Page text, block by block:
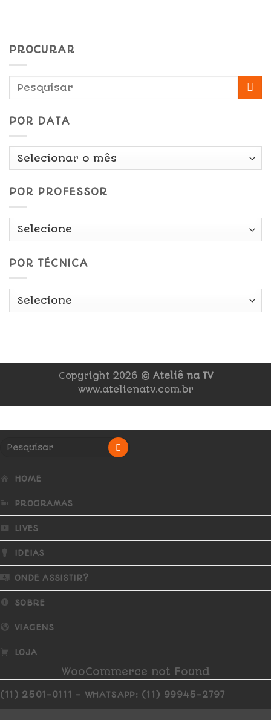
PROCURAR
POR DATA
Por
POR PROFESSOR
POR TÉCNICA
Copyright 2026 © Ateliê na TV
www.atelienatv.com.br
HOME
PROGRAMAS
LIVES
IDEIAS
ONDE ASSISTIR?
SOBRE
VIAGENS
LOJA
WooCommerce not Found
(11) 2501-0111 - WHATSAPP: (11) 99945-2797